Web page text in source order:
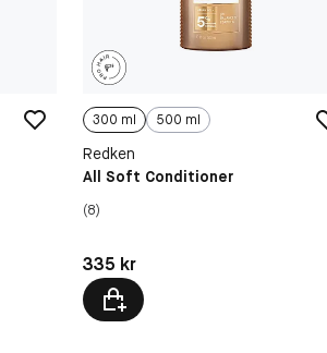
300 ml 500 ml
Redken
All Soft Conditioner
(8)
Pris: 335 kr
335 kr